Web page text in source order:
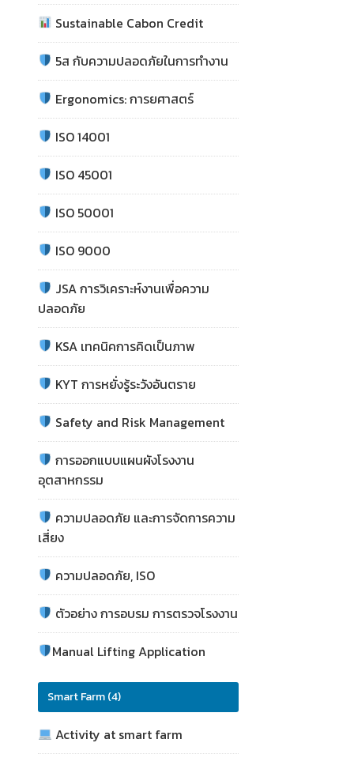
Sustainable Cabon Credit
5ส กับความปลอดภัยในการทำงาน
Ergonomics: การยศาสตร์
ISO 14001
ISO 45001
ISO 50001
ISO 9000
JSA การวิเคราะห์งานเพื่อความ
ปลอดภัย
KSA เทคนิคการคิดเป็นภาพ
KYT การหยั่งรู้ระวังอันตราย
Safety and Risk Management
การออกแบบแผนผังโรงงาน
อุตสาหกรรม
ความปลอดภัย และการจัดการความ
เสี่ยง
ความปลอดภัย, ISO
ตัวอย่าง การอบรม การตรวจโรงงาน
Manual Lifting Application
Smart Farm (4)
Activity at smart farm